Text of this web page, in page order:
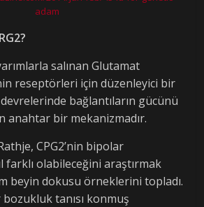
adam
salınan Glutamat
reseptörleri için düzenleyici bir
bağlantıların gücünü
anahtar bir mekanizmadır.
CPG2’nin bipolar
farklı olabileceğini araştırmak
beyin dokusu örneklerini topladı.
tanısı konmuş